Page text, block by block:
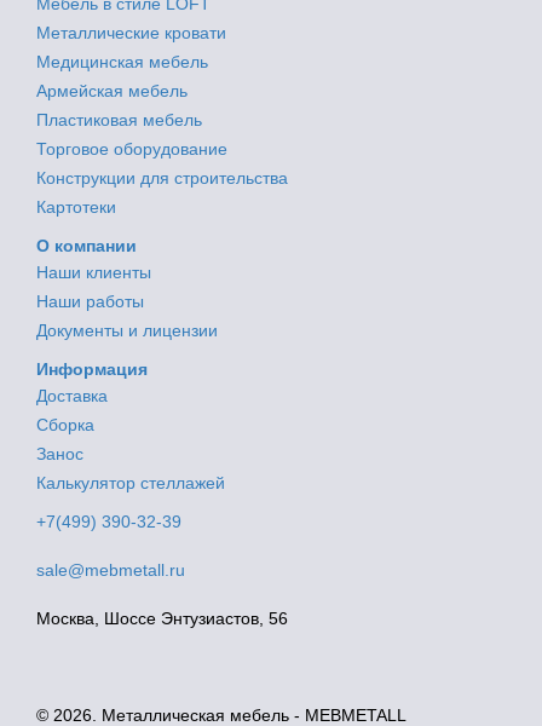
Металлические кровати
Медицинская мебель
Армейская мебель
Пластиковая мебель
Торговое оборудование
Конструкции для строительства
Картотеки
О компании
Наши клиенты
Наши работы
Документы и лицензии
Информация
Доставка
Сборка
Занос
Калькулятор стеллажей
+7(499) 390-32-39
sale@mebmetall.ru
Москва, Шоссе Энтузиастов, 56
© 2026. Металлическая мебель - MEBMETALL